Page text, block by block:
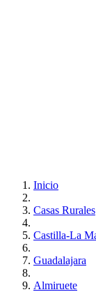
Inicio
Casas Rurales
Castilla-La
Guadalajara
Almiruete